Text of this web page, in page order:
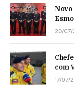
Novo
20/07/
com
17/07/